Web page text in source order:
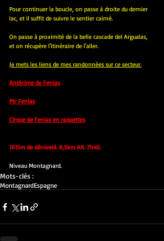
Pour continuer la boucle, on passe à droite du dernier
lac, et il suffit de suivre le sentier cairné.
On passe à proximité de la belle cascade del Argualas,
et on récupère l'itinéraire de l'aller.
Je mets les liens de mes randonnées sur ce secteur.
Antécime de Fenias
Pic Fenias
Cirque de Fenias en raquettes
1015m de dénivelé. 8,5km AR. 7h40.
Niveau Montagnard.
Mots-clés :
MontagnardEspagne